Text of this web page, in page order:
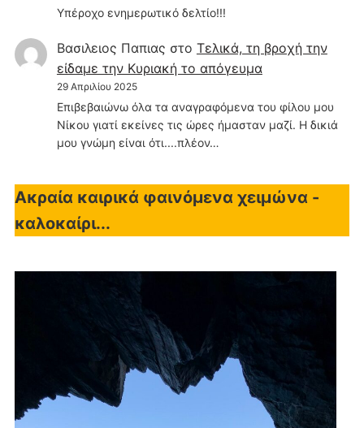
Υπέροχο ενημερωτικό δελτίο!!!
Βασιλειος Παπιας στο Τελικά, τη βροχή την
είδαμε την Κυριακή το απόγευμα
29 Απριλίου 2025
Επιβεβαιώνω όλα τα αναγραφόμενα του φίλου μου
Νίκου γιατί εκείνες τις ώρες ήμασταν μαζί. Η δικιά
μου γνώμη είναι ότι....πλέον…
Ακραία καιρικά φαινόμενα χειμώνα -
καλοκαίρι...